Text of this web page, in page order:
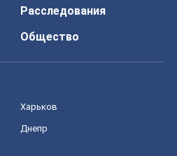
Расследования
Общество
Харьков
Днепр